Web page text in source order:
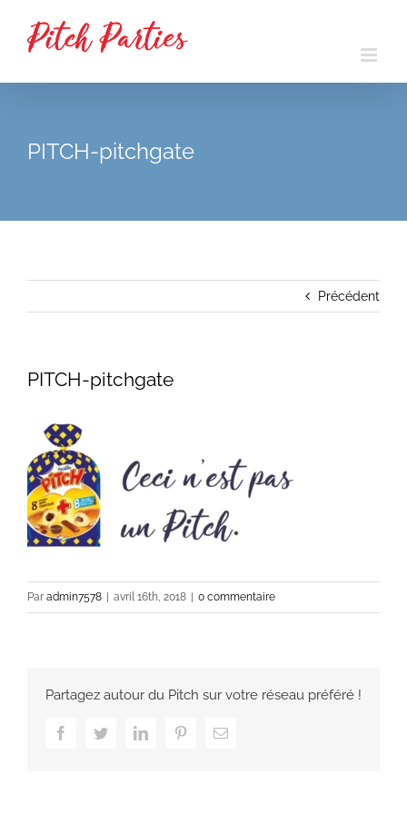
PITCH-pitchgate
Précédent
PITCH-pitchgate
Par admin7578 avril 16th, 2018 0 commentaire
Partagez autour du Pitch sur votre réseau préféré !
FacebookTwitterLinkedInPinterestEmail